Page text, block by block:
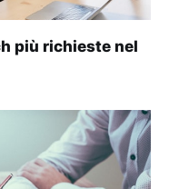
più richieste nel